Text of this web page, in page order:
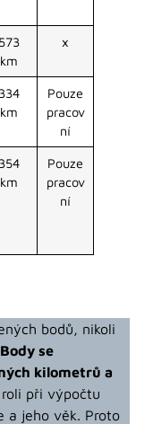
573
km
x
334
km
Pouze
pracov
ní
354
km
Pouze
pracov
ní
bodů, nikoli
Body se
kilometrů a
při výpočtu
a jeho věk. Proto